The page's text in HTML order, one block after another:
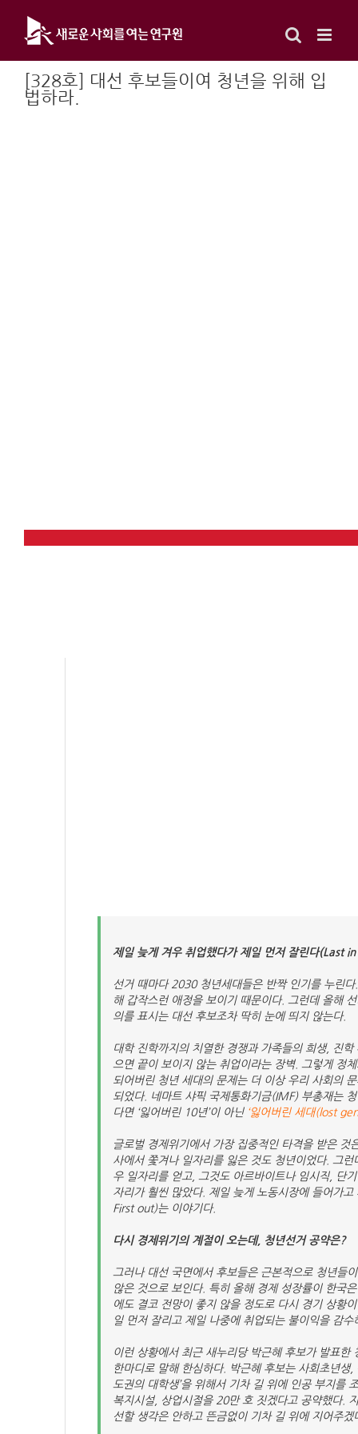
content
[328호] 대선 후보들이여 청년을 위해 입
법하라.
제일 늦게 겨우 취업했다가 제일 먼저 잘린다(Last
선거 때마다 2030 청년세대들은 반짝 인기를 누린
해 갑작스런 애정을 보이기 때문이다. 그런데 올해
의를 표시는 대선 후보조차 딱히 눈에 띄지 않는다.
대학 진학까지의 치열한 경쟁과 가족들의 희생, 진
으면 끝이 보이지 않는 취업이라는 장벽. 그렇게 정
되어버린 청년 세대의 문제는 더 이상 우리 사회의
되었다. 네마트 샤픽 국제통화기금(IMF) 부총재는
다면 ‘잃어버린 10년’이 아닌‘잃어버린 세대(lost
글로벌 경제위기에서 가장 집중적인 타격을 받은 것
사에서 쫓겨나 일자리를 잃은 것도 청년이었다. 그
우 일자리를 얻고, 그것도 아르바이트나 임시직, 단
자리가 훨씬 많았다. 제일 늦게 노동시장에 들어가
First out)는 이야기다.
다시 경제위기의 계절이 오는데, 청년선거 공약은?
그러나 대선 국면에서 후보들은 근본적으로 청년들
않은 것으로 보인다. 특히 올해 경제 성장률이 한국
에도 결코 전망이 좋지 않을 정도로 다시 경기 상황
일 먼저 잘리고 제일 나중에 취업되는 불이익을 감
이런 상황에서 최근 새누리당 박근혜 후보가 발표한
한마디로 말해 한심하다. 박근혜 후보는 사회초년
도권의 대학생’을 위해서 기차 길 위에 인공 부지를
복지시설, 상업시절을 20만 호 짓겠다고 공약했다.
선할 생각은 안하고 뜬금없이 기차 길 위에 지어주겠